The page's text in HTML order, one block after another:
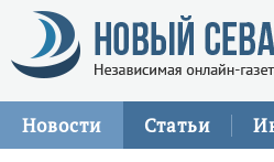
Новости Статьи